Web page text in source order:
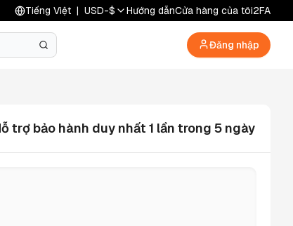
Tiếng Việt | USD-$ Hướng dẫnCửa hàng của tôi2FA
Đăng nhập
trợ bảo hành duy nhất 1 lần trong 5 ngày